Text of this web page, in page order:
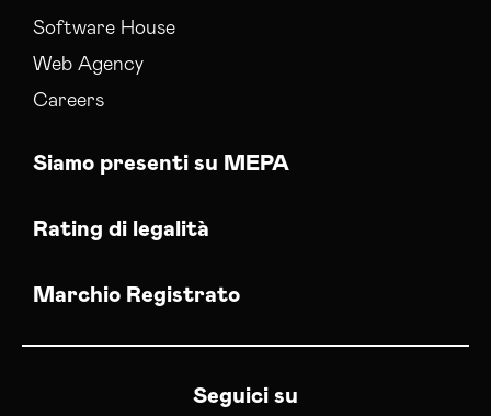
Software House
Web Agency
Careers
Siamo presenti su MEPA
Rating di legalità
Marchio Registrato
Seguici su